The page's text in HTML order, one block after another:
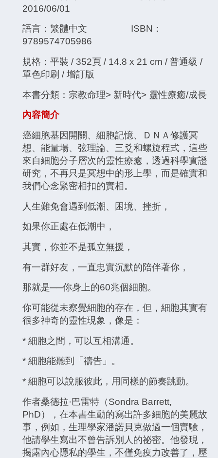
2016/06/01
語言：繁體中文 ISBN：
9789574705986
規格：平裝 / 352頁 / 14.8 x 21 cm / 普通級 /
單色印刷 / 增訂版
本書分類：宗教命理> 新時代> 靈性療癒/成長
內容簡介
癌細胞基因開關、細胞記憶、ＤＮＡ修護冥
想、能量場、弦理論、三爻和螺旋程式，這些
來自細胞分子層次的靈性療癒，透過科學實證
研究，不再只是冥想中的形上學，而是確實和
我們心念緊密相扣的實相。
人生難免會遇到低潮、困境、挫折，
如果你正處在低潮中，
其實，你並不是孤立無援，
有一群好友，一直忠實沉默的陪伴著你，
那就是──你身上的60兆個細胞。
你可能從未察覺細胞的存在，但，細胞其實有
很多神奇的靈性現象，像是：
* 細胞之間，可以互相溝通。
* 細胞能聽到「禱告」。
* 細胞可以說服彼此，用同樣的節奏跳動。
作者桑德拉·巴雷特（Sondra Barrett,
PhD），在本書生動的寫出許多細胞的美麗故
事，例如，生理學家潘諾貝克做過一個實驗，
他請學生寫出不曾告訴別人的祕密。他發現，
揭露內心隱私的學生，不僅免疫力改善了，壓